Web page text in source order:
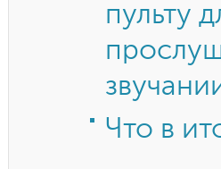
пульту
Что в